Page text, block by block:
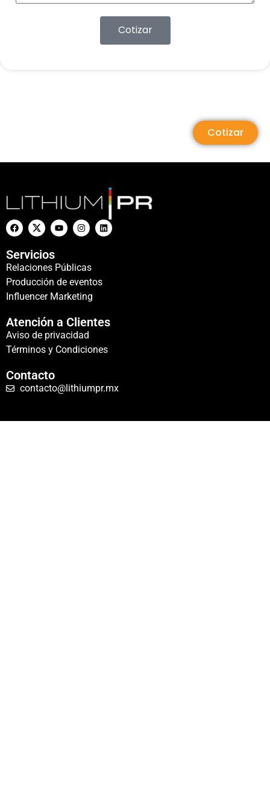
Cotizar
Cotizar
Servicios
Relaciones Públicas
Producción de eventos
Influencer Marketing
Atención a Clientes
Aviso de privacidad
Términos y Condiciones
Contacto
contacto@lithiumpr.mx